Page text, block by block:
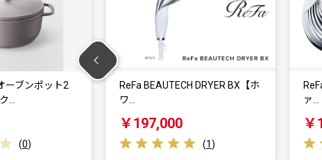
DRYER BX【ホ
ReFa FINE BUBBLE PURE リフ
￥100,000